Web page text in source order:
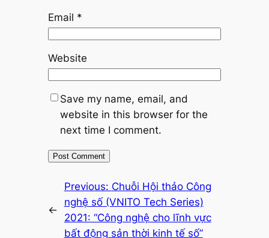
Email *
Website
Save my name, email, and
website in this browser for the
next time I comment.
←
Previous: Chuỗi Hội thảo Công
nghệ số (VNITO Tech Series)
2021: “Công nghệ cho lĩnh vực
bất động sản thời kinh tế số”